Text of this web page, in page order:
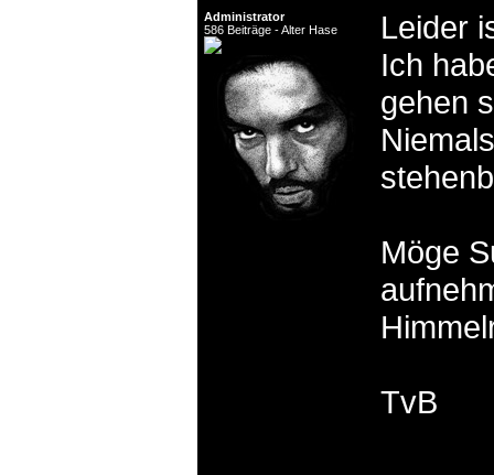
Administrator
586 Beiträge - Alter Hase
Leider
Ich
gehen
Möge
TvB